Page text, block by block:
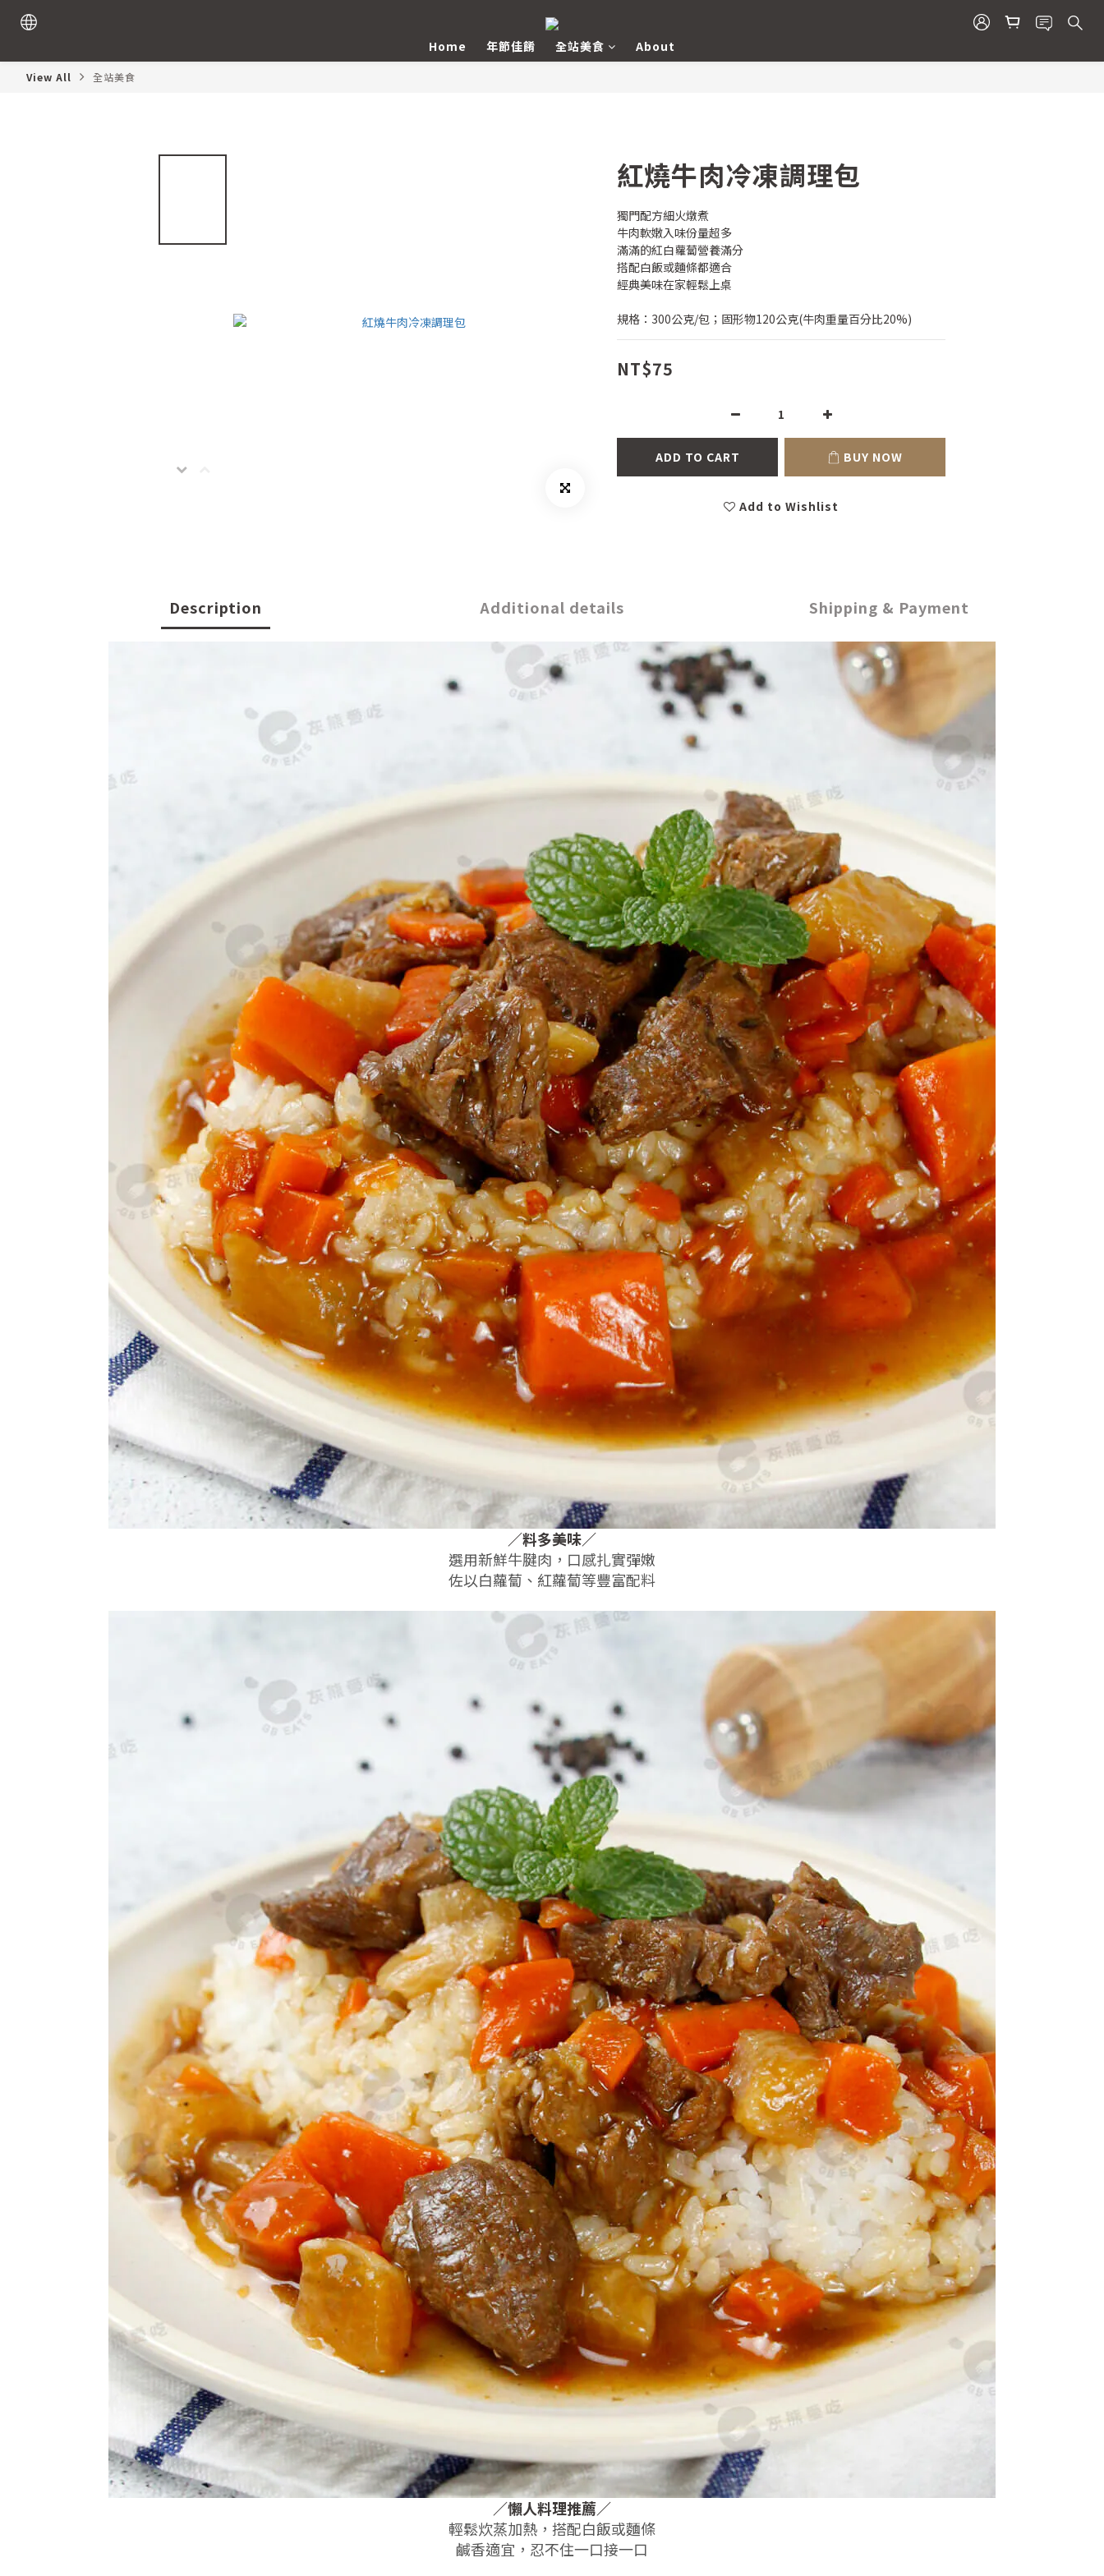
Home 年節佳餚 全站美食 About
View All 全站美食
紅燒牛肉冷凍調理包
獨門配方細火燉煮
牛肉軟嫩入味份量超多
滿滿的紅白蘿蔔營養滿分
搭配白飯或麵條都適合
經典美味在家輕鬆上桌
規格：300公克/包；固形物120公克(牛肉重量百分比20%)
NT$75
ADD TO CART BUY NOW
Add to Wishlist
Description Additional details Shipping & Payment
／料多美味／
選用新鮮牛腱肉，口感扎實彈嫩
佐以白蘿蔔、紅蘿蔔等豐富配料
／懶人料理推薦／
輕鬆炊蒸加熱，搭配白飯或麵條
鹹香適宜，忍不住一口接一口